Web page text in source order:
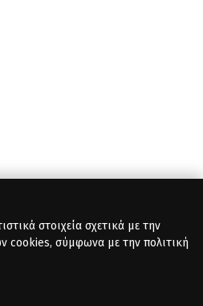
στοιχεία σχετικά με την
cookies, σύμφωνα με την πολιτική